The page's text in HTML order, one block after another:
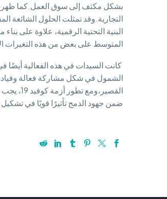
بشكل مكثف إلى سوق العمل.كما ظهرت
التجارية.وقد تمثلت الحلول الشائعة
البنية التحتية الرقمية، علاوة على
المتوسط على بعض من هذه التغيرات
ضمن جهود الدمج تأثيرًا قويًا في